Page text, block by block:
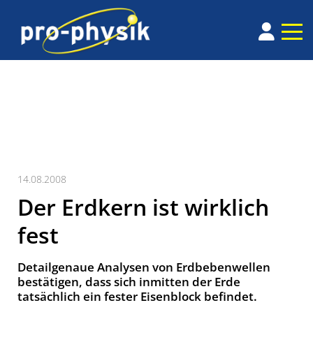
14.08.2008
Der Erdkern ist wirklich
fest
Detailgenaue Analysen von Erdbebenwellen
bestätigen, dass sich inmitten der Erde
tatsächlich ein fester Eisenblock befindet.